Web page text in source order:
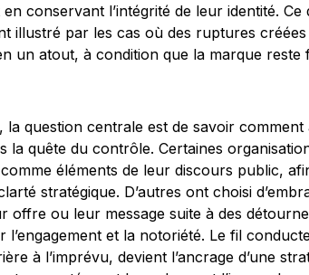
conservant l’intégrité de leur identité.
illustré par les cas où des ruptures
un atout, à condition que la marque reste
la question centrale est de savoir
la quête du contrôle. Certaines
comme éléments de leur discours public,
stratégique. D’autres ont choisi
offre ou leur message suite à des
l’engagement et la notoriété. Le fil
à l’imprévu, devient l’ancrage d’une